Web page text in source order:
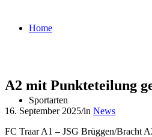
Home
Sportarten
A2 mit Punkteteilung
16. September 2025/in News
FC Traar A1 – JSG Brüggen/Bracht